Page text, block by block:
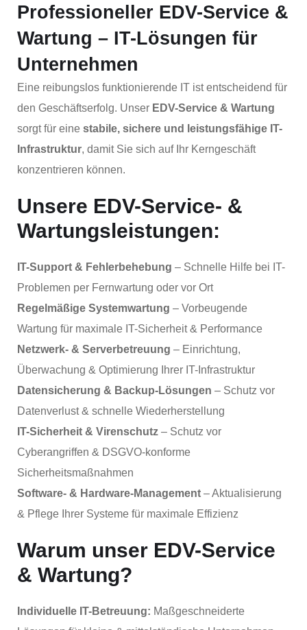
Professioneller EDV-Service &
Wartung – IT-Lösungen für
Unternehmen
Eine reibungslos funktionierende IT ist entscheidend für
den Geschäftserfolg. Unser EDV-Service & Wartung
sorgt für eine stabile, sichere und leistungsfähige IT-
Infrastruktur, damit Sie sich auf Ihr Kerngeschäft
konzentrieren können.
Unsere EDV-Service- &
Wartungsleistungen:
IT-Support & Fehlerbehebung – Schnelle Hilfe bei IT-
Problemen per Fernwartung oder vor Ort
Regelmäßige Systemwartung – Vorbeugende
Wartung für maximale IT-Sicherheit & Performance
Netzwerk- & Serverbetreuung – Einrichtung,
Überwachung & Optimierung Ihrer IT-Infrastruktur
Datensicherung & Backup-Lösungen – Schutz vor
Datenverlust & schnelle Wiederherstellung
IT-Sicherheit & Virenschutz – Schutz vor
Cyberangriffen & DSGVO-konforme
Sicherheitsmaßnahmen
Software- & Hardware-Management – Aktualisierung
& Pflege Ihrer Systeme für maximale Effizienz
Warum unser EDV-Service
& Wartung?
Individuelle IT-Betreuung: Maßgeschneiderte